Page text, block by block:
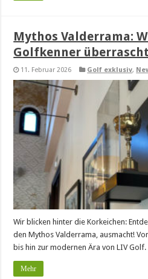
Mythos Valderrama:
Golfkenner überrascht
11. Februar 2026 Golf exklusiv,
Wir blicken hinter die Korkeichen:
den Mythos Valderrama, ausmacht!
bis hin zur modernen Ära von LIV Golf.
Mehr